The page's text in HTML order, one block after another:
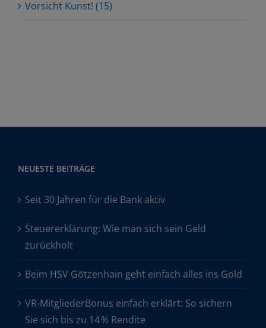
Vorsicht Kunst! (15)
NEUESTE BEITRÄGE
Seit 30 Jahren für die Bank aktiv
Steuererklärung: Wie man sich sein Geld
zurückholt
Beim HSV Götzenhain geht einfach alles ins Gold
VR-MitgliederBonus einfach erklärt: So sichern
Sie sich bis zu 14 % Rendite